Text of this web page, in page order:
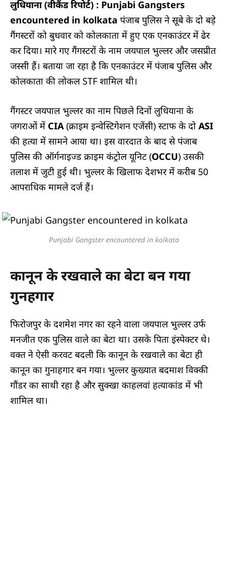
लुधियाना (वीकैंड रिपोर्ट) : Punjabi Gangsters
encountered in kolkata पंजाब पुलिस ने सूबे के दो बड़े
गैंगस्टरों को बुधवार को कोलकाता में हुए एक एनकाउंटर में ढेर
कर दिया। मारे गए गैंगस्टरों के नाम जयपाल भुल्लर और जसप्रीत
जस्सी हैं। बताया जा रहा है कि एनकाउंटर में पंजाब पुलिस और
कोलकाता की लोकल STF शामिल थी।
गैंगस्टर जयपाल भुल्लर का नाम पिछले दिनों लुधियाना के
जगराओं में CIA (क्राइम इन्वेस्टिगेशन एजेंसी) स्टाफ के दो ASI
की हत्या में सामने आया था। इस वारदात के बाद से पंजाब
पुलिस की ऑर्गनाइज्ड क्राइम कंट्रोल यूनिट (OCCU) उसकी
तलाश में जुटी हुई थी। भुल्लर के खिलाफ देशभर में करीब 50
आपराधिक मामले दर्ज हैं।
Punjabi Gangster encountered in kolkata
कानून के रखवाले का बेटा बन गया
गुनहगार
फिरोजपुर के दशमेश नगर का रहने वाला जयपाल भुल्लर उर्फ
मनजीत एक पुलिस वाले का बेटा था। उसके पिता इंस्पेक्टर थे।
वक्त ने ऐसी करवट बदली कि कानून के रखवाले का बेटा ही
कानून का गुनाहगार बन गया। भुल्लर कुख्यात बदमाश विक्की
गौंडर का साथी रहा है और सुक्खा काहलवां हत्याकांड में भी
शामिल था।